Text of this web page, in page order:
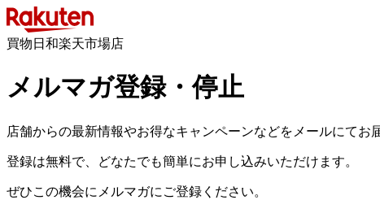
買物日和楽天市場店
メルマガ登録・停止
店舗からの最新情報やお得なキャンペーンなどをメールにてお
登録は無料で、どなたでも簡単にお申し込みいただけます。
ぜひこの機会にメルマガにご登録ください。